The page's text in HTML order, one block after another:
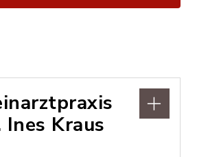
Ines Kraus